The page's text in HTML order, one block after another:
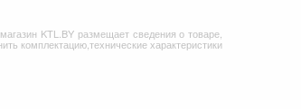
KTL.BY размещает сведения о товаре,
комплектацию,технические характеристики